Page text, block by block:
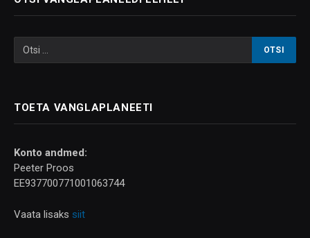
TOETA VANGLAPLANEETI
Konto andmed:
Peeter Proos
EE937700771001063744
Vaata lisaks siit